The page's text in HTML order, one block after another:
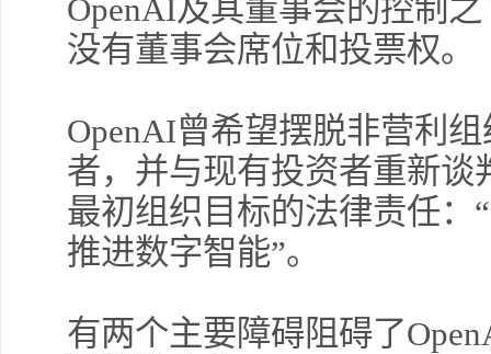
OpenAI及其董事会的控制
没有董事会席位和投票权。
OpenAI曾希望摆脱非营利
者，并与现有投资者重新
最初组织目标的法律责任：
推进数字智能”。
有两个主要障碍阻碍了